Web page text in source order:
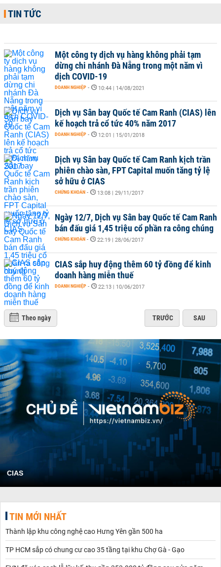
TIN TỨC
Một công ty dịch vụ hàng không phải tạm
dừng chi nhánh Đà Nẵng trong một năm vì
dịch COVID-19
DOANH NGHIỆP - 10:44 | 14/08/2021
Dịch vụ Sân bay Quốc tế Cam Ranh (CIAS) lên
kế hoạch trả cổ tức 40% năm 2017
DOANH NGHIỆP - 12:01 | 15/01/2018
Dịch vụ Sân bay Quốc tế Cam Ranh kịch trần
phiên chào sàn, FPT Capital muốn tăng tỷ lệ
sở hữu ở CIAS
CHỨNG KHOÁN - 13:08 | 29/11/2017
Ngày 12/7, Dịch vụ Sân bay Quốc tế Cam Ranh
bán đấu giá 1,45 triệu cổ phần ra công chúng
CHỨNG KHOÁN - 22:19 | 28/06/2017
CIAS sắp huy động thêm 60 tỷ đồng để kinh
doanh hàng miễn thuế
DOANH NGHIỆP - 22:13 | 10/06/2017
Theo ngày TRƯỚC SAU
CIAS
TIN MỚI NHẤT
Thành lập khu công nghệ cao Hưng Yên gần 500 ha
TP HCM sắp có chung cư cao 35 tầng tại khu Chợ Gà - Gạo